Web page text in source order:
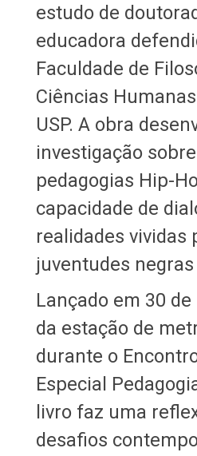
estudo de
educadora
Faculdade de
Ciências
USP. A obra
investigação
pedagogias Hip-
capacidade de
realidades vividas
juventudes
Lançado em 30
da estação de
durante o
Especial
livro faz uma
desafios